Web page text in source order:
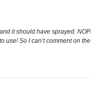
it should have sprayed.
So I can’t comment on